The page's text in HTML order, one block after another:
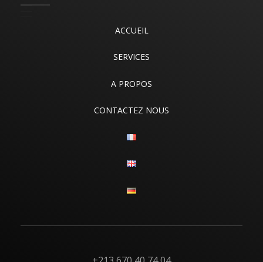
ACCUEIL
SERVICES
A PROPOS
CONTACTEZ NOUS